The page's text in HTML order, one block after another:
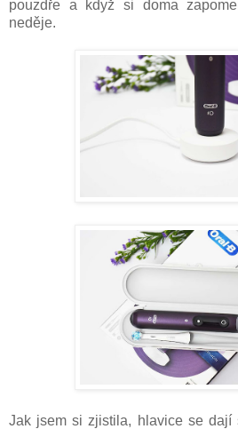
pouzdře a když si doma
neděje.
Jak jsem si zjistila, hlavice se dají